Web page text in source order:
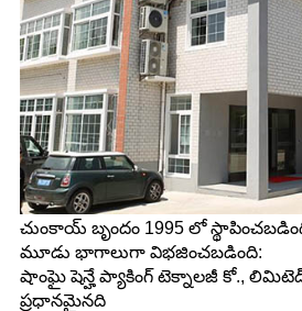
చుంకాయ్ బృందం 1995 లో
మూడు భాగాలుగా విభజించబడింది:
షాంఘై షెన్హే ప్యాకింగ్ టెక్నాలజీ కో., లిమిటెడ్
ప్రధానమైనది